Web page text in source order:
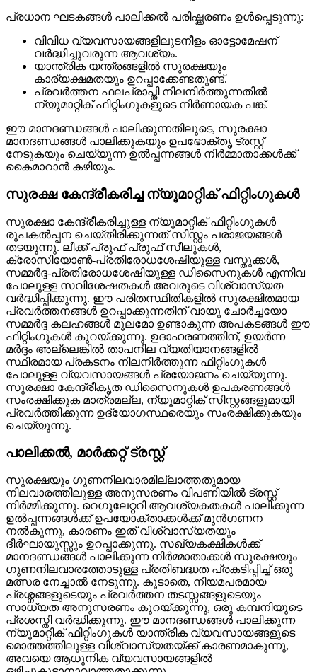
പ്രധാന ഘടകങ്ങൾ പാലിക്കൽ പരിഷ്ക്കരണം ഉൾപ്പെടുന്നു:
വിവിധ വ്യവസായങ്ങളിലുടനീളം ഓട്ടോമേഷന്
വർദ്ധിച്ചുവരുന്ന ആവശ്യം.
യാന്ത്രിക യന്ത്രങ്ങളിൽ സുരക്ഷയും
കാര്യക്ഷമതയും ഉറപ്പാക്കേണ്ടതുണ്ട്.
പ്രവർത്തന ഫലപ്രാപ്തി നിലനിർത്തുന്നതിൽ
ന്യൂമാറ്റിക് ഫിറ്റിംഗുകളുടെ നിർണായക പങ്ക്.
ഈ മാനദണ്ഡങ്ങൾ പാലിക്കുന്നതിലൂടെ, സുരക്ഷാ
മാനദണ്ഡങ്ങൾ പാലിക്കുകയും ഉപഭോക്തൃ ട്രസ്റ്റ്
നേടുകയും ചെയ്യുന്ന ഉൽപ്പന്നങ്ങൾ നിർമ്മാതാക്കൾക്ക്
കൈമാറാൻ കഴിയും.
സുരക്ഷ കേന്ദ്രീകരിച്ച ന്യൂമാറ്റിക് ഫിറ്റിംഗുകൾ
സുരക്ഷാ കേന്ദ്രീകരിച്ചുള്ള ന്യൂമാറ്റിക് ഫിറ്റിംഗുകൾ
രൂപകൽപ്പന ചെയ്തിരിക്കുന്നത് സിസ്റ്റം പരാജയങ്ങൾ
തടയുന്നു. ലീക്ക് പ്രൂഫ് പ്രൂഫ് സീലുകൾ,
ക്രോസിയോൺ-പ്രതിരോധശേഷിയുള്ള വസ്തുക്കൾ,
സമ്മർദ്ദ-പ്രതിരോധശേഷിയുള്ള ഡിസൈനുകൾ എന്നിവ
പോലുള്ള സവിശേഷതകൾ അവരുടെ വിശ്വാസ്യത
വർദ്ധിപ്പിക്കുന്നു. ഈ പരിതസ്ഥിതികളിൽ സുരക്ഷിതമായ
പ്രവർത്തനങ്ങൾ ഉറപ്പാക്കുന്നതിന് വായു ചോർച്ചയോ
സമ്മർദ്ദ കലഹങ്ങൾ മൂലമോ ഉണ്ടാകുന്ന അപകടങ്ങൾ ഈ
ഫിറ്റിംഗുകൾ കുറയ്ക്കുന്നു. ഉദാഹരണത്തിന്, ഉയർന്ന
മർദ്ദം അല്ലെങ്കിൽ താപനില വ്യതിയാനങ്ങളിൽ
സ്ഥിരമായ പ്രകടനം നിലനിർത്തുന്ന ഫിറ്റിംഗുകൾ
പോലുള്ള വ്യവസായങ്ങൾ പ്രയോജനം ചെയ്യുന്നു.
സുരക്ഷാ കേന്ദ്രീകൃത ഡിസൈനുകൾ ഉപകരണങ്ങൾ
സംരക്ഷിക്കുക മാത്രമല്ല, ന്യൂമാറ്റിക് സിസ്റ്റങ്ങളുമായി
പ്രവർത്തിക്കുന്ന ഉദ്യോഗസ്ഥരെയും സംരക്ഷിക്കുകയും
ചെയ്യുന്നു.
പാലിക്കൽ, മാർക്കറ്റ് ട്രസ്റ്റ്
സുരക്ഷയും ഗുണനിലവാരമില്ലാത്തതുമായ
നിലവാരത്തിലുള്ള അനുസരണം വിപണിയിൽ ട്രസ്റ്റ്
നിർമ്മിക്കുന്നു. റെഗുലേറ്ററി ആവശ്യകതകൾ പാലിക്കുന്ന
ഉൽപ്പന്നങ്ങൾക്ക് ഉപയോക്താക്കൾക്ക് മുൻഗണന
നൽകുന്നു, കാരണം ഇത് വിശ്വാസ്യതയും
ദീർഘായുസ്സും ഉറപ്പാക്കുന്നു. സഖ്യകക്ഷികൾക്ക്
മാനദണ്ഡങ്ങൾ പാലിക്കുന്ന നിർമ്മാതാക്കൾ സുരക്ഷയും
ഗുണനിലവാരത്തോടുള്ള പ്രതിബദ്ധത പ്രകടിപ്പിച്ച് ഒരു
മത്സര നേച്ചാൽ നേടുന്നു. കൂടാതെ, നിയമപരമായ
പ്രശ്നങ്ങളുടെയും പ്രവർത്തന തടസ്സങ്ങളുടെയും
സാധ്യത അനുസരണം കുറയ്ക്കുന്നു, ഒരു കമ്പനിയുടെ
പ്രശസ്തി വർദ്ധിക്കുന്നു. ഈ മാനദണ്ഡങ്ങൾ പാലിക്കുന്ന
ന്യൂമാറ്റിക് ഫിറ്റിംഗുകൾ യാന്ത്രിക വ്യവസായങ്ങളുടെ
മൊത്തത്തിലുള്ള വിശ്വാസ്യതയ്ക്ക് കാരണമാകുന്നു,
അവയെ ആധുനിക വ്യവസായങ്ങളിൽ